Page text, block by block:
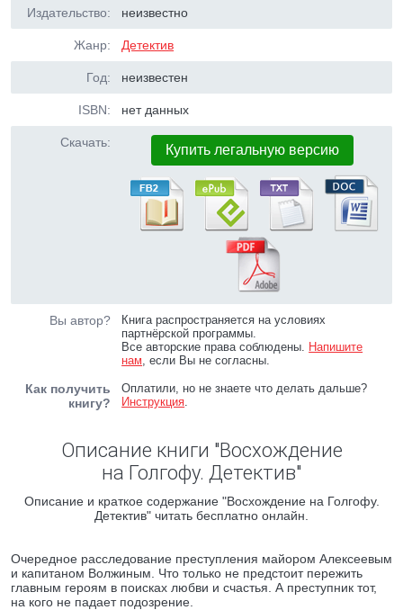
Издательство: неизвестно
Жанр: Детектив
Год: неизвестен
ISBN: нет данных
Скачать: Купить легальную версию
Вы автор?
Книга распространяется на условиях
партнёрской программы.
Все авторские права соблюдены. Напишите
нам, если Вы не согласны.
Как получить
книгу?
Оплатили, но не знаете что делать дальше?
Инструкция.
Описание книги "Восхождение
на Голгофу. Детектив"
Описание и краткое содержание "Восхождение на Голгофу.
Детектив" читать бесплатно онлайн.
Очередное расследование преступления майором Алексеевым
и капитаном Волжиным. Что только не предстоит пережить
главным героям в поисках любви и счастья. А преступник тот,
на кого не падает подозрение.